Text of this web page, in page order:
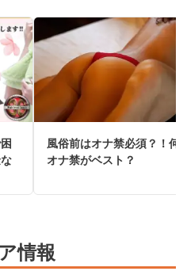
風俗前はオナ禁必須？！何
オナ禁がベスト？
情報